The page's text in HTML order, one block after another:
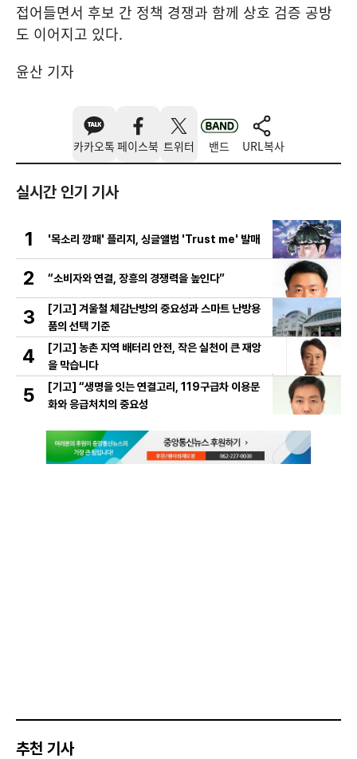
접어들면서 후보 간 정책 경쟁과 함께 상호 검증 공방
도 이어지고 있다.
윤산 기자
카카오톡 페이스북 트위터 밴드 URL복사
실시간 인기 기사
1 '목소리 깡패' 플리지, 싱글앨범 'Trust me' 발매
2 “소비자와 연결, 장흥의 경쟁력을 높인다”
3
[기고] 겨울철 체감난방의 중요성과 스마트 난방용
품의 선택 기준
4
[기고] 농촌 지역 배터리 안전, 작은 실천이 큰 재앙
을 막습니다
5
[기고] “생명을 잇는 연결고리, 119구급차 이용문
화와 응급처치의 중요성
추천 기사